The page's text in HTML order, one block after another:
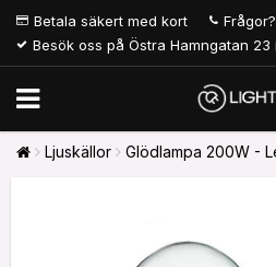
Betala säkert med kort
Besök oss på Östra Hamngatan 23
Ljuskällor Glödlampa 200W -